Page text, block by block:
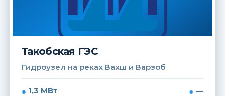
Такобская ГЭС
Гидроузел на реках Вахш и Варзоб
1,3 МВт —